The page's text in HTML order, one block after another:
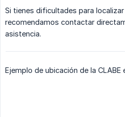
Si tienes dificultades para
recomendamos contactar
asistencia.
Ejemplo de ubicación de la